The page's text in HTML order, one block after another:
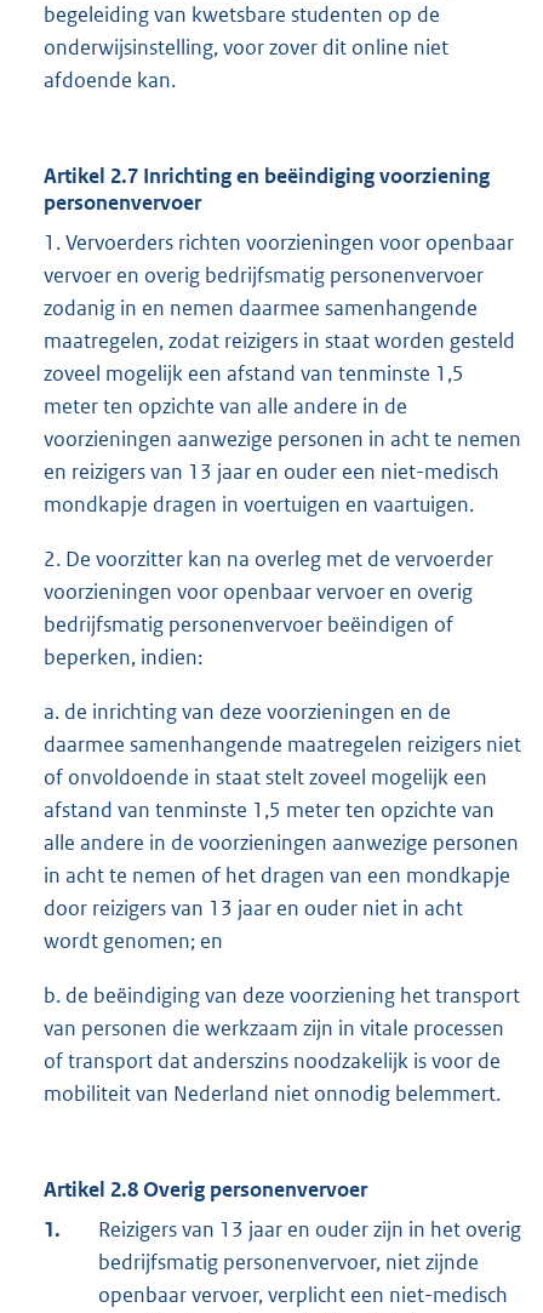
begeleiding van kwetsbare studenten op de
onderwijsinstelling, voor zover dit online niet
afdoende kan.
Artikel 2.7 Inrichting en beëindiging voorziening
personenvervoer
1. Vervoerders richten voorzieningen voor openbaar
vervoer en overig bedrijfsmatig personenvervoer
zodanig in en nemen daarmee samenhangende
maatregelen, zodat reizigers in staat worden gesteld
zoveel mogelijk een afstand van tenminste 1,5
meter ten opzichte van alle andere in de
voorzieningen aanwezige personen in acht te nemen
en reizigers van 13 jaar en ouder een niet-medisch
mondkapje dragen in voertuigen en vaartuigen.
2. De voorzitter kan na overleg met de vervoerder
voorzieningen voor openbaar vervoer en overig
bedrijfsmatig personenvervoer beëindigen of
beperken, indien:
a. de inrichting van deze voorzieningen en de
daarmee samenhangende maatregelen reizigers niet
of onvoldoende in staat stelt zoveel mogelijk een
afstand van tenminste 1,5 meter ten opzichte van
alle andere in de voorzieningen aanwezige personen
in acht te nemen of het dragen van een mondkapje
door reizigers van 13 jaar en ouder niet in acht
wordt genomen; en
b. de beëindiging van deze voorziening het transport
van personen die werkzaam zijn in vitale processen
of transport dat anderszins noodzakelijk is voor de
mobiliteit van Nederland niet onnodig belemmert.
Artikel 2.8 Overig personenvervoer
1.
Reizigers van 13 jaar en ouder zijn in het overig
bedrijfsmatig personenvervoer, niet zijnde
openbaar vervoer, verplicht een niet-medisch